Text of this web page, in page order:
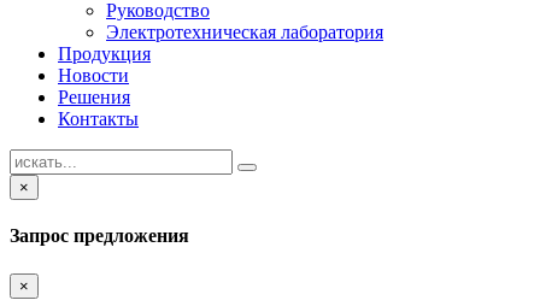
Руководство
Электротехническая лаборатория
Продукция
Новости
Решения
Контакты
×
Запрос предложения
×